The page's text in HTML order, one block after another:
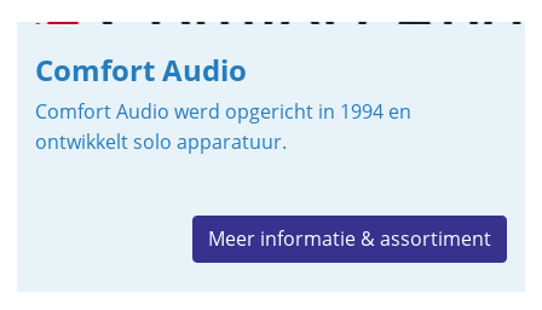
Comfort Audio
Comfort Audio werd opgericht in 1994 en
ontwikkelt solo apparatuur.
Meer informatie & assortiment